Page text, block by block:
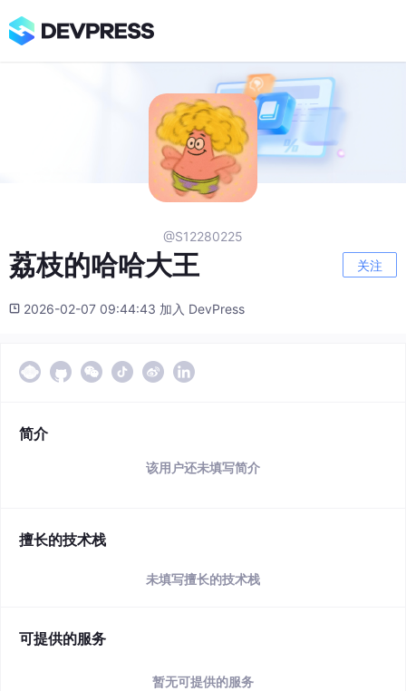
@S12280225
荔枝的哈哈大王 关注
2026-02-07 09:44:43 加入 DevPress
简介
该用户还未填写简介
擅长的技术栈
未填写擅长的技术栈
可提供的服务
暂无可提供的服务